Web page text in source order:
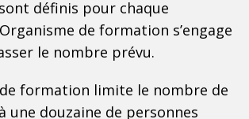
définis pour chaque
de formation s’engage
le nombre prévu.
de formation limite le nombre de
une douzaine de personnes